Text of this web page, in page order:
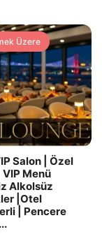
Üzere
Salon | Özel
VIP Menü
Alkolsüz
|Otel
| Pencere